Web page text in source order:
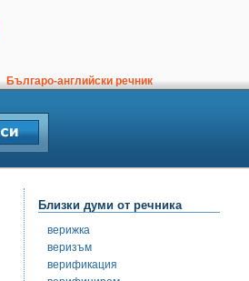
Българо-английски речник
Близки думи от речника
верижка
веризъм
верификация